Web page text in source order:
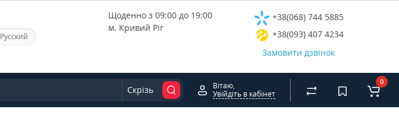
Русский
Щоденно з 09:00 до 19:00
м. Кривий Ріг
+38(068) 744 5885
+38(093) 407 4234
Замовити дзвінок
Скрізь
Вітаю,
Увійдіть в кабінет
0